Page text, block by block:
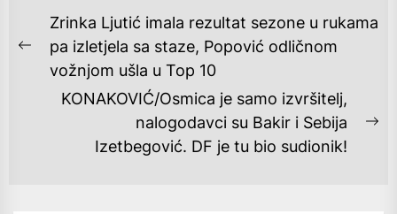
NAVIGACIJA
OBJAVA
Previous
post:
Zrinka Ljutić imala rezultat sezone u rukama
pa izletjela sa staze, Popović odličnom
vožnjom ušla u Top 10
KONAKOVIĆ/Osmica je samo izvršitelj,
nalogodavci su Bakir i Sebija
Izetbegović. DF je tu bio sudionik!